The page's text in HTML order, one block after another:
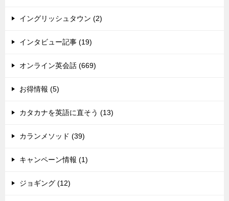
イングリッシュタウン (2)
インタビュー記事 (19)
オンライン英会話 (669)
お得情報 (5)
カタカナを英語に直そう (13)
カランメソッド (39)
キャンペーン情報 (1)
ジョギング (12)